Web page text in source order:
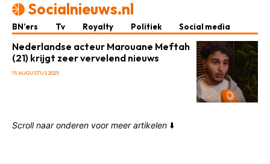
Socialnieuws.nl
BN’ers Tv Royalty Politiek Social media
Nederlandse acteur Marouane Meftah
(21) krijgt zeer vervelend nieuws
15 AUGUSTUS 2025
Scroll naar onderen voor meer artikelen ⬇️